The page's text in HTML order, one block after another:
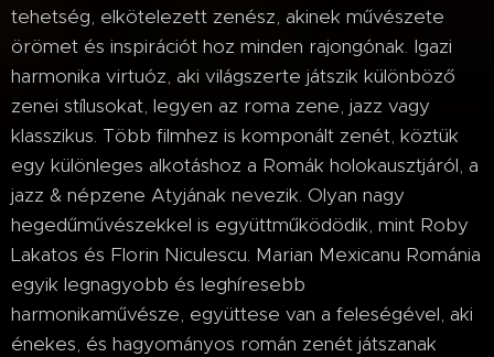
tehetség, elkötelezett zenész, akinek művészete
örömet és inspirációt hoz minden rajongónak. Igazi
harmonika virtuóz, aki világszerte játszik különböző
zenei stílusokat, legyen az roma zene, jazz vagy
klasszikus. Több filmhez is komponált zenét, köztük
egy különleges alkotáshoz a Romák holokausztjáról, a
jazz & népzene Atyjának nevezik. Olyan nagy
hegedűművészekkel is együttműködödik, mint Roby
Lakatos és Florin Niculescu. Marian Mexicanu Románia
egyik legnagyobb és leghíresebb
harmonikaművésze, együttese van a feleségével, aki
énekes, és hagyományos román zenét játszanak